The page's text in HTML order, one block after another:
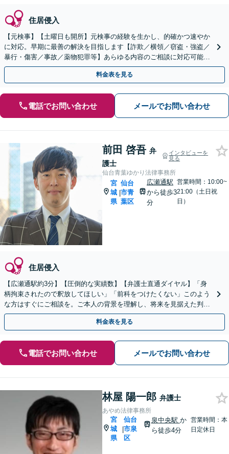
住居侵入
【元検事】【土曜日も開所】元検事の経験を生かし、的確かつ速やか
に対応。早期に最善の解決を目指します【詐欺／横領／窃盗・強盗／
暴行・傷害／事故／薬物犯罪等】あらゆる内容のご相談に対応可能で
す【青葉通一番町駅徒歩5分】
料金表を見る
電話でお問い合わせ メールでお問い合わせ
前田 啓吾 弁
護士
インタビューを
見る
仙台青葉ゆかり法律事務所
宮
城
県
|
仙台
市青
葉区
広瀬通駅
から徒歩3
分
営業時間：10:00~
21:00（土日祝
日）
住居侵入
【広瀬通駅約3分】【圧倒的な実績数】【弁護士直通ダイヤル】「身
柄拘束されたので釈放してほしい」「前科をつけたくない」このよう
な方はすぐにご相談を。ご本人の背景を理解し、将来を見据えた判決
獲得・更正をサポートいたします。【初回60分無料相談】
料金表を見る
電話でお問い合わせ メールでお問い合わせ
林屋 陽一郎 弁護士
あやめ法律事務所
宮
城
県
|
仙台
市泉
区
泉中央駅 か
ら徒歩4分
営業時間：本
日定休日